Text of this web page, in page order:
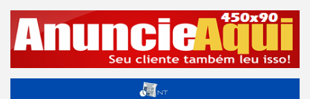
Skip
content
A Notícia em Tempo
ANT-Informação o Tempo Todo